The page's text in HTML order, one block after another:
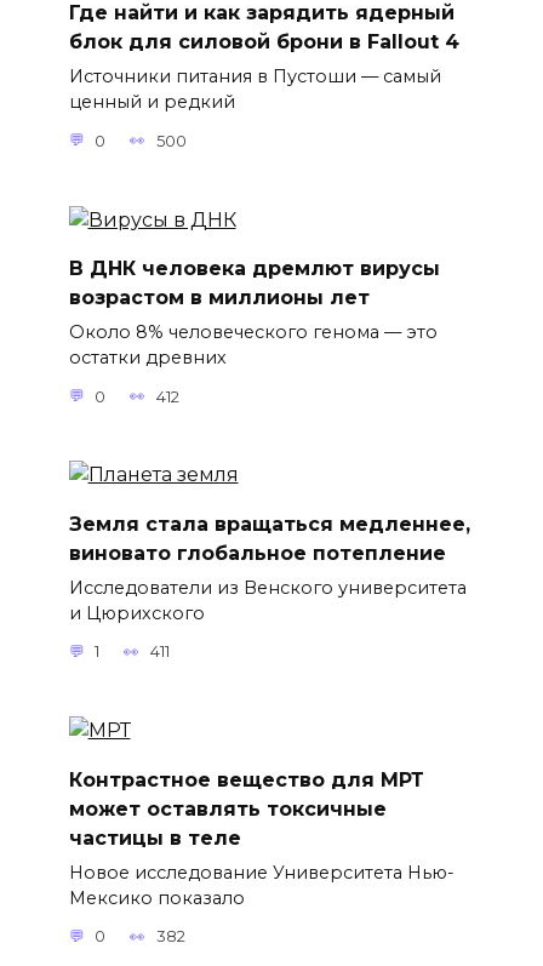
Где найти и как зарядить ядерный
блок для силовой брони в Fallout 4
Источники питания в Пустоши — самый
ценный и редкий
0 500
В ДНК человека дремлют вирусы
возрастом в миллионы лет
Около 8% человеческого генома — это
остатки древних
0 412
Земля стала вращаться медленнее,
виновато глобальное потепление
Исследователи из Венского университета
и Цюрихского
1 411
Контрастное вещество для МРТ
может оставлять токсичные
частицы в теле
Новое исследование Университета Нью-
Мексико показало
0 382